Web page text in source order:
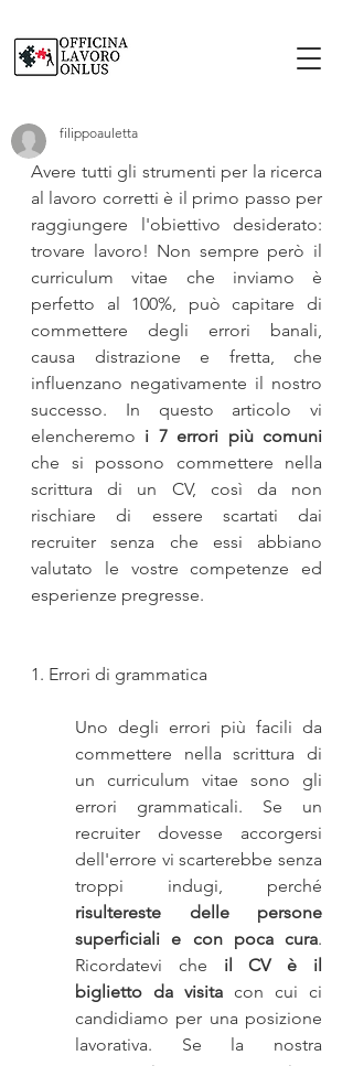
filippoauletta
Avere tutti gli strumenti per la ricerca
al lavoro corretti è il primo passo per
raggiungere l'obiettivo desiderato:
trovare lavoro! Non sempre però il
curriculum vitae che inviamo è
perfetto al 100%, può capitare di
commettere degli errori banali,
causa distrazione e fretta, che
influenzano negativamente il nostro
successo. In questo articolo vi
elencheremo i 7 errori più comuni
che si possono commettere nella
scrittura di un CV, così da non
rischiare di essere scartati dai
recruiter senza che essi abbiano
valutato le vostre competenze ed
esperienze pregresse.
1. Errori di grammatica
Uno degli errori più facili da
commettere nella scrittura di
un curriculum vitae sono gli
errori grammaticali. Se un
recruiter dovesse accorgersi
dell'errore vi scarterebbe senza
risultereste delle persone
superficiali e con poca cura.
Ricordatevi che il CV è il
biglietto da visita con cui ci
candidiamo per una posizione
lavorativa. Se la nostra